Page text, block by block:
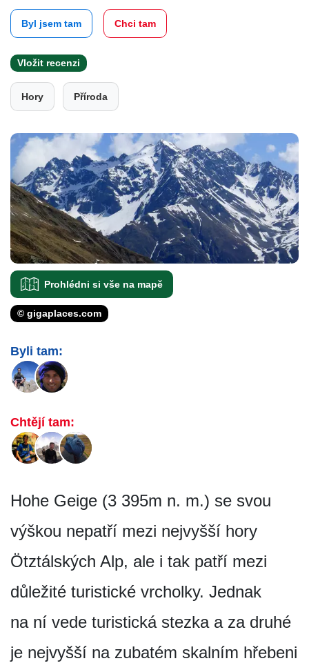
Byl jsem tam Chci tam
Vložit recenzi
Hory Příroda
Prohlédni si vše na mapě
© gigaplaces.com
Byli tam:
Chtějí tam:
Hohe Geige (3 395m n. m.) se svou
výškou nepatří mezi nejvyšší hory
Ötztálských Alp, ale i tak patří mezi
důležité turistické vrcholky. Jednak
na ní vede turistická stezka a za druhé
je nejvyšší na zubatém skalním hřebeni